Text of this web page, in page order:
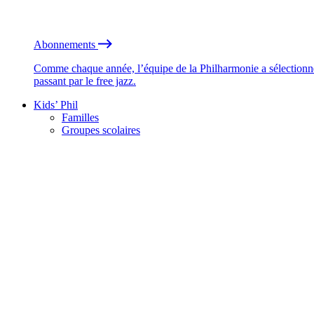
Abonnements
Comme chaque année, l’équipe de la Philharmonie a
passant par le free jazz.
Kids’ Phil
Familles
Groupes scolaires